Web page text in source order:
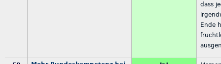
dass
Ende